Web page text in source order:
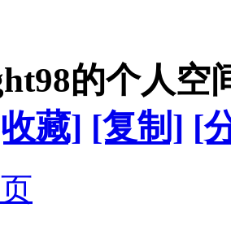
的个人空
藏] [复制] [